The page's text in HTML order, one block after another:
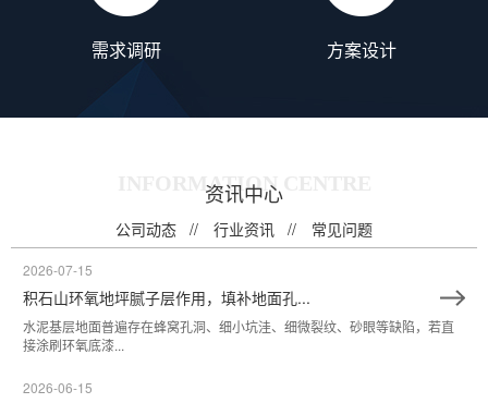
需求调研 方案设计
INFORMATION CENTRE
资讯中心
公司动态 行业资讯 常见问题
2026-07-15
积石山环氧地坪腻子层作用，填补地面孔...
水泥基层地面普遍存在蜂窝孔洞、细小坑洼、细微裂纹、砂眼等缺陷，若直
接涂刷环氧底漆...
2026-06-15